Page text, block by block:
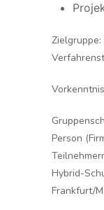
Zielgruppe:
Person
Hybrid-
Frankfurt/